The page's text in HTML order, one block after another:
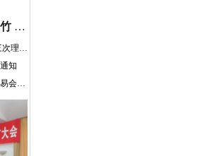
关于召开辽宁省2024年度烟花爆竹 产销交易会的通知
关于召开协会七届三次会员大会 暨七届三次理事会通知
知
关于召开辽宁省2023年度烟花爆竹产销交易会暨协会七届二次会员大会的通知